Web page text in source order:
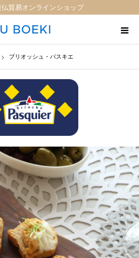
仏貿易オンラインショップ
ブリオッシュ・パスキエ